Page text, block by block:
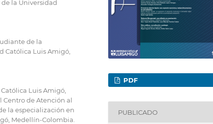
la Universidad
de la
Católica Luis Amigó,
Luis Amigó,
de Atención al
la especialización en
Medellín-Colombia.
PDF
PUBLICADO